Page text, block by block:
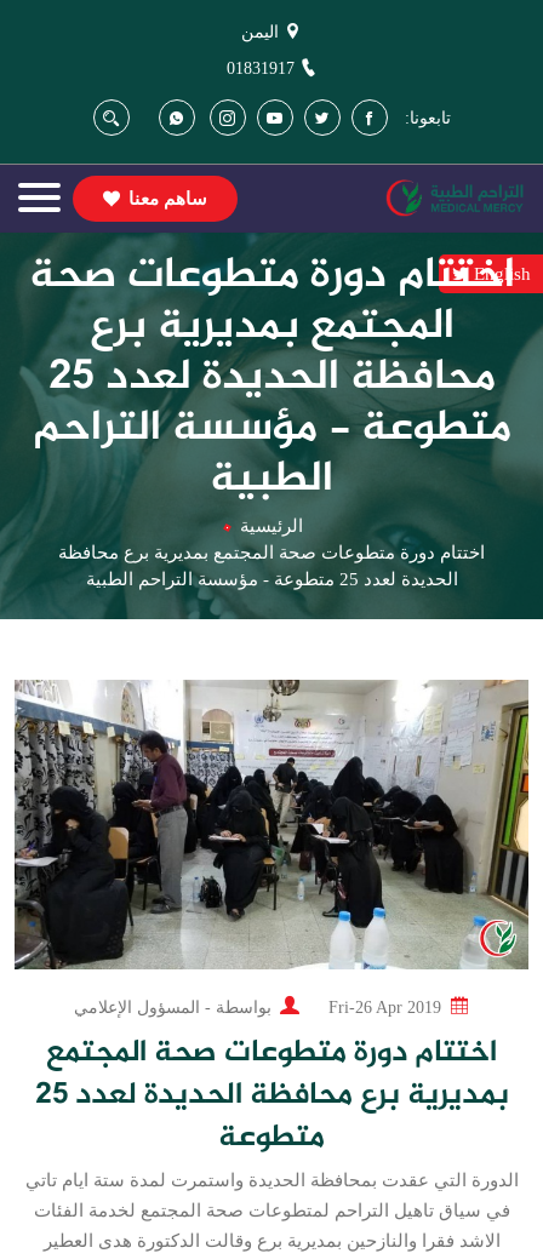
اليمن
01831917
تابعونا:
ساهم معنا
اختتام دورة متطوعات صحة
المجتمع بمديرية برع
محافظة الحديدة لعدد 25
متطوعة - مؤسسة التراحم
الطبية
الرئيسية
اختتام دورة متطوعات صحة المجتمع بمديرية برع محافظة
الحديدة لعدد 25 متطوعة - مؤسسة التراحم الطبية
بواسطة - المسؤول الإعلامي
اختتام دورة متطوعات صحة المجتمع
بمديرية برع محافظة الحديدة لعدد 25
متطوعة
الدورة التي عقدت بمحافظة الحديدة واستمرت لمدة ستة ايام تاتي
في سياق تاهيل التراحم لمتطوعات صحة المجتمع لخدمة الفئات
الاشد فقرا والنازحين بمديرية برع وقالت الدكتورة هدى العطير
English